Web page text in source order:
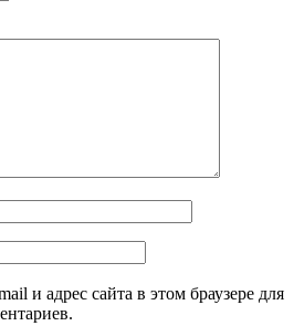
и адрес сайта в этом браузере для